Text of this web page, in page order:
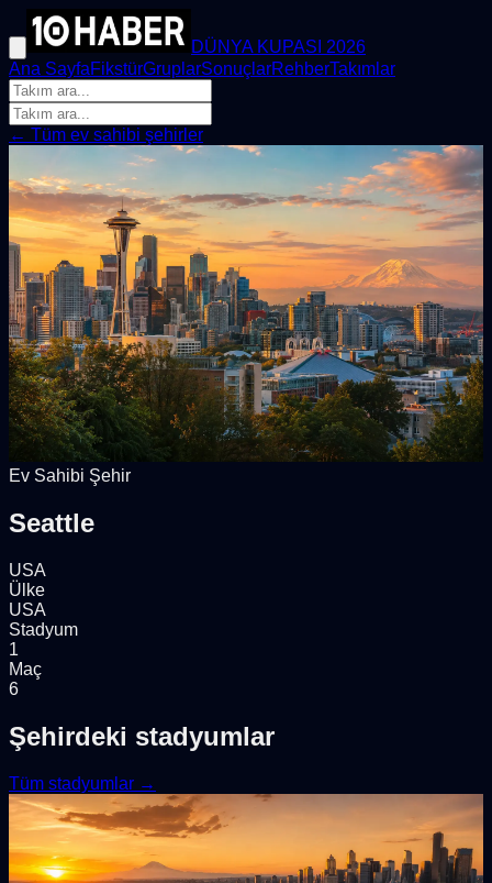
DÜNYA KUPASI 2026
Ana SayfaFikstürGruplarSonuçlarRehberTakımlar
← Tüm ev sahibi şehirler
Ev Sahibi Şehir
Seattle
USA
Ülke
USA
Stadyum
1
Maç
6
Şehirdeki stadyumlar
Tüm stadyumlar →